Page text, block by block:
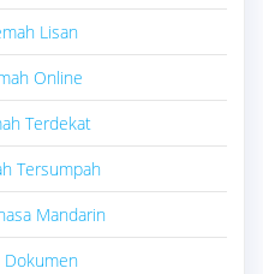
Lisan
Online
Terdekat
Tersumpah
Mandarin
Dokumen